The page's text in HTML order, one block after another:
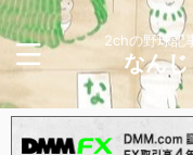
2chの野球記
なん